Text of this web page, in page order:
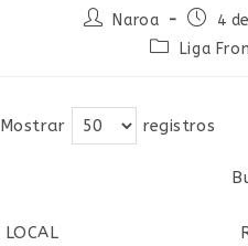
AutorNaroa
de
la
4
Categoría
Liga
Mostrar registros
LOCAL